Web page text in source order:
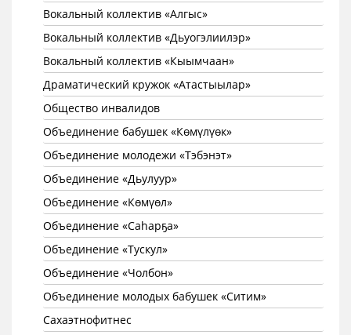
Вокальный коллектив «Алгыс»
Вокальный коллектив «Дьуогэлиилэр»
Вокальный коллектив «Кыымчаан»
Драматический кружок «Атастыылар»
Общество инвалидов
Объединение бабушек «Көмүлүөк»
Объединение молодежи «Тэбэнэт»
Объединение «Дьулуур»
Объединение «Көмүөл»
Объединение «Саhарҕа»
Объединение «Тускул»
Объединение «Чолбон»
Объединение молодых бабушек «Ситим»
Сахаэтнофитнес